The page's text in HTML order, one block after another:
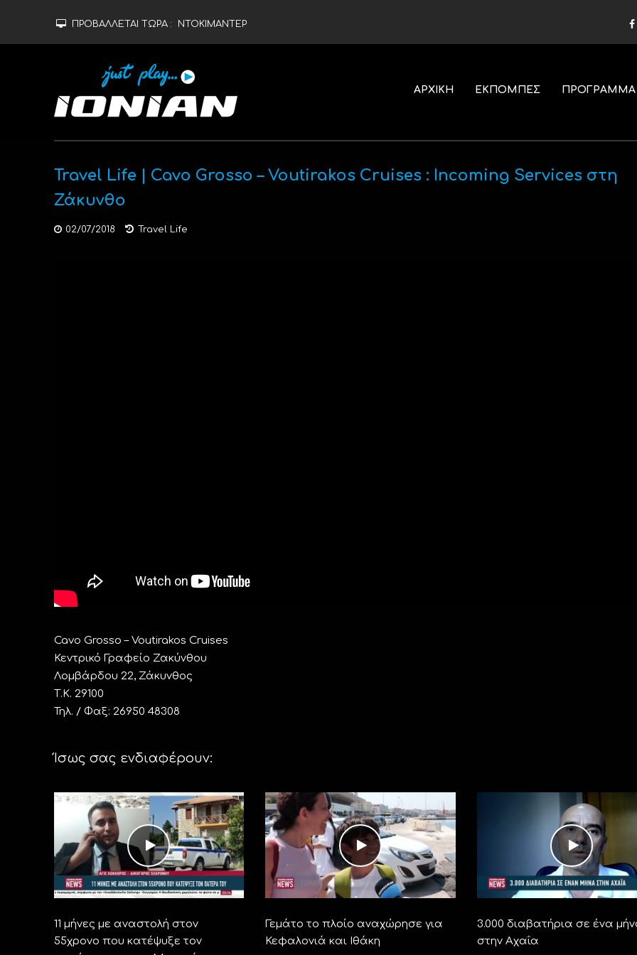
ΠΡΟΒΑΛΛΕΤΑΙ ΤΩΡΑ : ΝΤΟΚΙΜΑΝΤΕΡ
ΑΡΧΙΚΗ ΕΚΠΟΜΠΕΣ ΠΡΟΓΡΑΜΜΑ
Travel Life | Cavo Grosso – Voutirakos Cruises : Incoming Services στη
Ζάκυνθο
02/07/2018 Travel Life
Cavo Grosso – Voutirakos Cruises
Κεντρικό Γραφείο Ζακύνθου
Λομβάρδου 22, Ζάκυνθος
Τ.Κ. 29100
Τηλ. / Φαξ: 26950 48308
Ίσως σας ενδιαφέρουν:
11 μήνες με αναστολή στον
55χρονο που κατέψυξε τον
Γεμάτο το πλοίο αναχώρησε για
Κεφαλονιά και Ιθάκη
3.000 διαβατήρια σε ένα
στην Αχαΐα